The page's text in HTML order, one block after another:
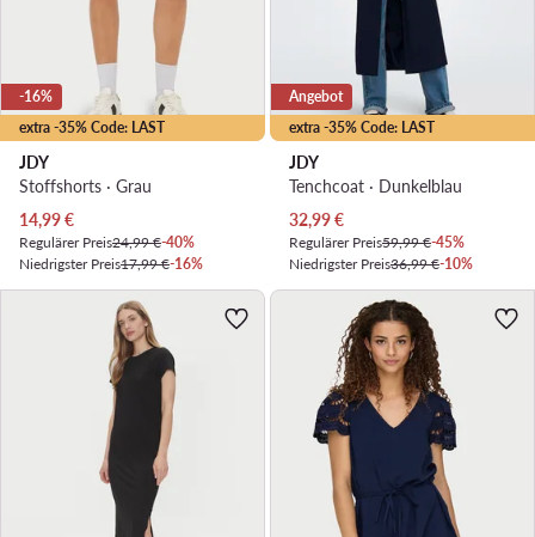
extra -35% Code: LAST
-16%
JDY
Stoffshorts · Grau
Aktueller Preis
14,99€
Regulärer Preis24,99 €-40%
Niedrigster Preis17,99 €-16%
extra -35% Code: LAST
Angebot
JDY
Tenchcoat · Dunkelblau
Aktueller Preis
32,99€
Regulärer Preis59,99 €-45%
Niedrigster Preis36,99 €-10%